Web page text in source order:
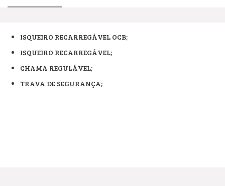
ISQUEIRO RECARREGÁVEL OCB;
ISQUEIRO RECARREGÁVEL;
CHAMA REGULÁVEL;
TRAVA DE SEGURANÇA;